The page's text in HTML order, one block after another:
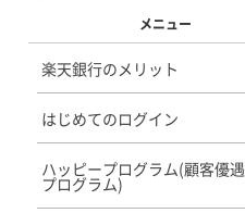
メニュー
楽天銀行のメリット
はじめてのログイン
ハッピープログラム(顧客優遇
プログラム)